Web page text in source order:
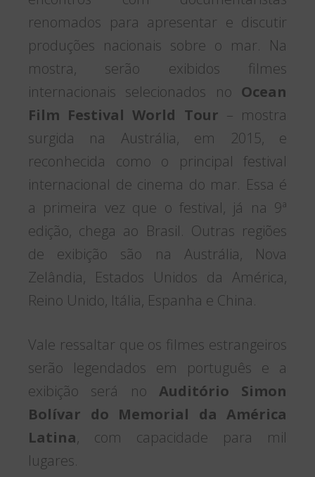
renomados para apresentar e discutir
produções nacionais sobre o mar. Na
mostra, serão exibidos filmes
internacionais selecionados no Ocean
Film Festival World Tour – mostra
surgida na Austrália, em 2015, e
reconhecida como o principal festival
internacional de cinema do mar. Essa é
a primeira vez que o festival, já na 9ª
edição, chega ao Brasil. Outras regiões
de exibição são na Austrália, Nova
Zelândia, Estados Unidos da América,
Reino Unido, Itália, Espanha e China.
Vale ressaltar que os filmes estrangeiros
serão legendados em português e a
exibição será no Auditório Simon
Bolívar do Memorial da América
Latina, com capacidade para mil
lugares.